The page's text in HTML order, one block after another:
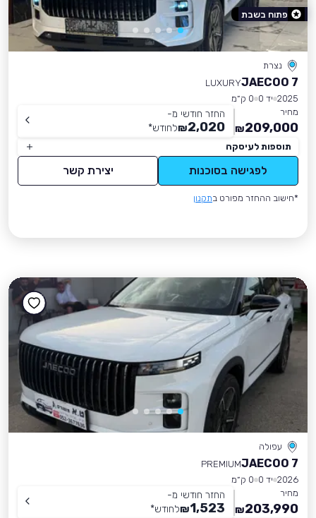
נצרת
JAECOO 7
LUXURY
2025 יד 0
0 ק״מ
מחיר
209,000
₪
החזר חודשי מ-
2,020
₪לחודש*
תוספות לעיסקה
לפגישה בסוכנות יצירת קשר
*חישוב ההחזר מפורט בתקנון
פתוח בשבת
עפולה
JAECOO 7
PREMIUM
2026 יד 0
0 ק״מ
מחיר
203,990
₪
החזר חודשי מ-
1,523
₪לחודש*